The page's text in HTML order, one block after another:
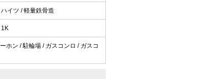
ハイツ / 軽量鉄骨造
1K
ホン / 駐輪場 / ガスコンロ / ガスコ